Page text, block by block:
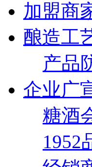
加盟商
酿造工
产品
企业广
糖酒
1952